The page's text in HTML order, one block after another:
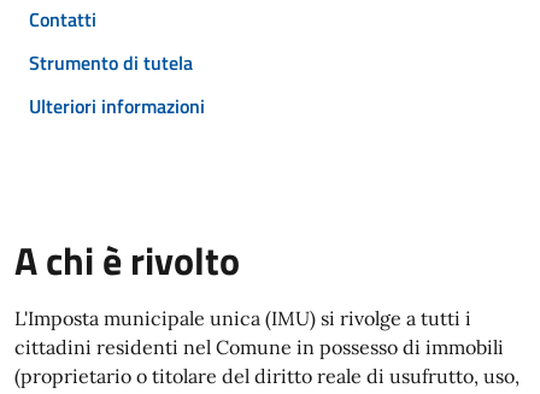
Contatti
Strumento di tutela
Ulteriori informazioni
A chi è rivolto
L'Imposta municipale unica (IMU) si rivolge a tutti i
cittadini residenti nel Comune in possesso di immobili
(proprietario o titolare del diritto reale di usufrutto, uso,